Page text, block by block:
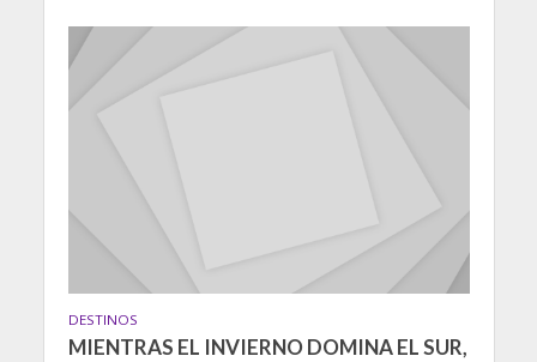
DESTINOS
MIENTRAS EL INVIERNO DOMINA EL SUR,